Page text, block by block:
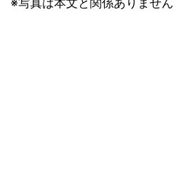
※写真は本文と関係ありません